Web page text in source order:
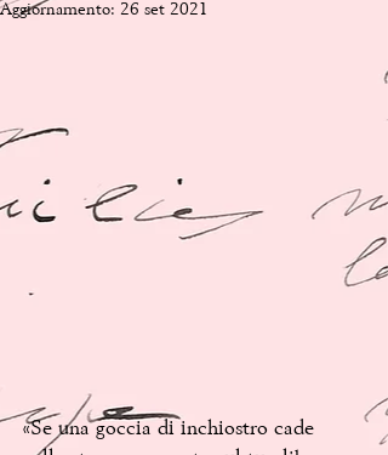
Aggiornamento: 26 set 2021
«Se una goccia di inchiostro cade